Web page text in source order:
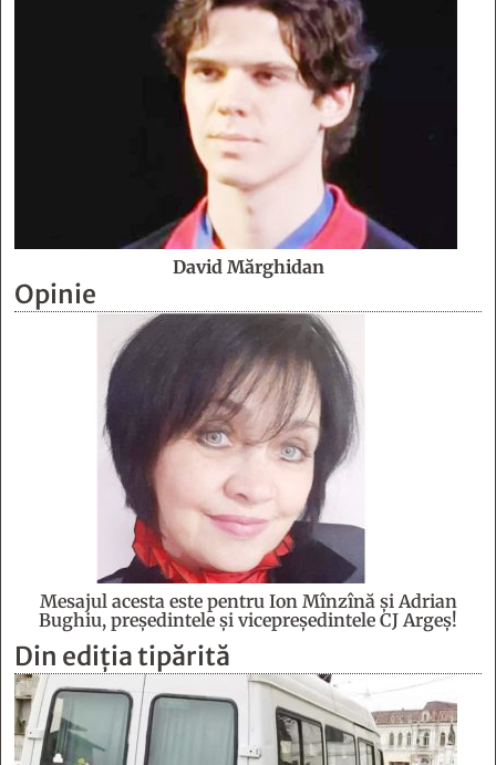
David Mărghidan
Opinie
Mesajul acesta este pentru Ion Mînzînă şi Adrian
Bughiu, preşedintele şi vicepreşedintele CJ Argeş!
Din ediția tipărită